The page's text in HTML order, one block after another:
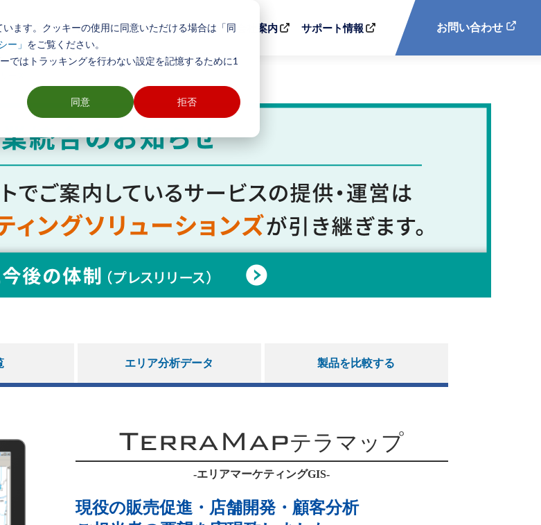
ます。クッキーの使用に同意いただける場合は「同
ー」 をご覧ください。
ではトラッキングを行わない設定を記憶するために1
同意 拒否
製品とサービス 導入事例 活用方法 会社案内 サポート情報 お問い合わせ
ーズ
エリア分析データ 製品を比較する
TerraMapテラマップ
-エリアマーケティングGIS-
現役の販売促進・店舗開発・顧客分析